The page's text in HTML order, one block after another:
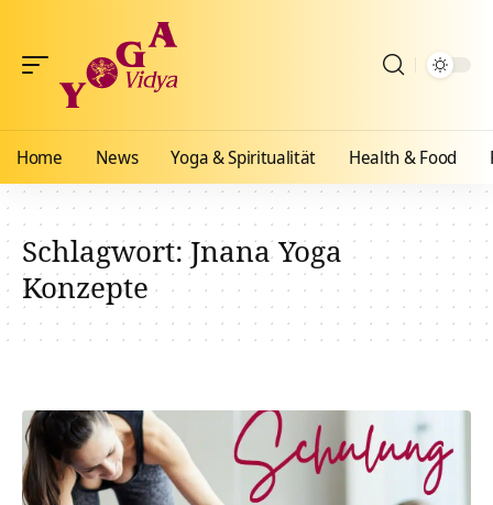
Home News Yoga & Spiritualität Health & Food
Schlagwort:Jnana Yoga
Konzepte